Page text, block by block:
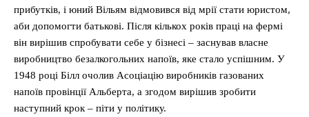
прибутків, і юний Вільям відмовився від мрії стати юристом,
аби допомогти батькові. Після кількох років праці на фермі
він вирішив спробувати себе у бізнесі – заснував власне
виробництво безалкогольних напоїв, яке стало успішним. У
1948 році Білл очолив Асоціацію виробників газованих
напоїв провінції Альберта, а згодом вирішив зробити
наступний крок – піти у політику.